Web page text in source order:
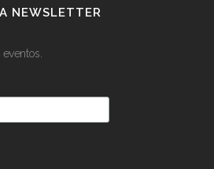
NEWSLETTER